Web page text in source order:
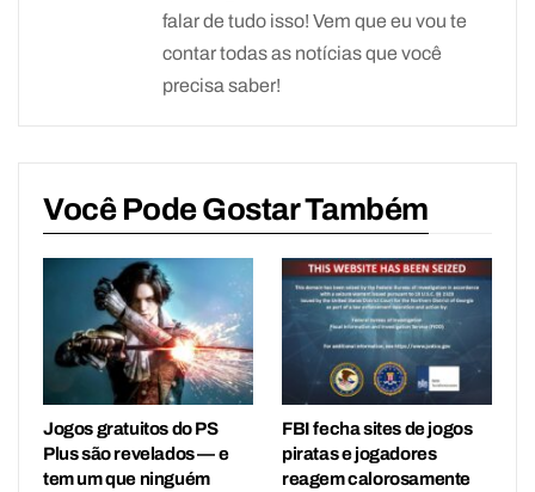
falar de tudo isso! Vem que eu vou te
contar todas as notícias que você
precisa saber!
Você Pode Gostar Também
Jogos gratuitos do PS
Plus são revelados — e
tem um que ninguém
FBI fecha sites de jogos
piratas e jogadores
reagem calorosamente